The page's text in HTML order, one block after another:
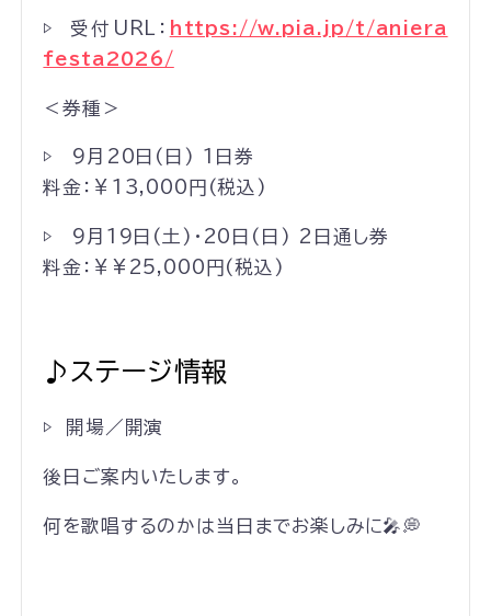
▷ 受付URL： https://w.pia.jp/t/aniera
festa2026/
＜券種＞
▷ 9月20日(日) 1日券
料金：￥13,000円(税込)
▷ 9月19日(土)・20日(日) 2日通し券
料金：￥¥25,000円(税込)
♪ステージ情報
▷ 開場／開演
後日ご案内いたします。
何を歌唱するのかは当日までお楽しみに🎤💭